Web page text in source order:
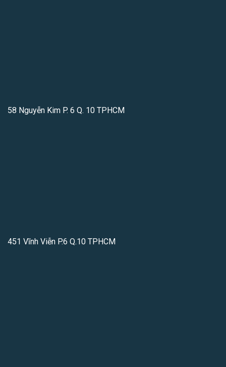
58 Nguyễn Kim P. 6 Q. 10 TPHCM
451 Vĩnh Viễn P.6 Q.10 TPHCM